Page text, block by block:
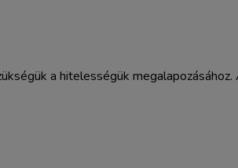
a hitelességük